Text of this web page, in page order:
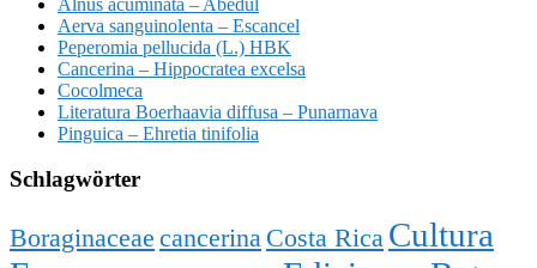
Aerva sanguinolenta – Escancel
Peperomia pellucida (L.) HBK
Cancerina – Hippocratea excelsa
Cocolmeca
Literatura Boerhaavia diffusa – Punarnava
Pinguica – Ehretia tinifolia
Schlagwörter
Boraginaceae cancerina Costa Rica Cultura